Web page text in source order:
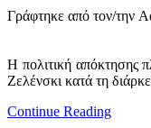
Γράφτηκε από τον/την
Η πολιτική απόκτησης
Ζελένσκι κατά τη
Continue Reading